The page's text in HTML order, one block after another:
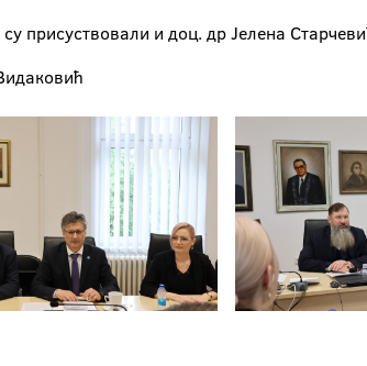
присуствовали и доц. др Јелена